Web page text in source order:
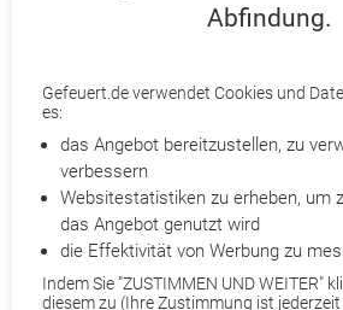
Mikromanagement im Job:
Massenentlassungsanzeige
04.05.2026
1000-Euro-Entlastungsprämie:
20.04.2026
Abfindung.
Gefeuert.de verwendet Cookies und
es:
das Angebot bereitzustellen, zu
verbessern
Websitestatistiken zu erheben, um
das Angebot genutzt wird
die Effektivität von Werbung zu
Indem Sie "ZUSTIMMEN UND WEITER"
diesem zu (Ihre Zustimmung ist